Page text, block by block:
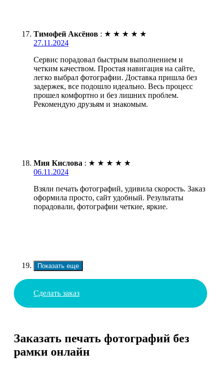
Тимофей Аксёнов : ★ ★ ★ ★ ★
27.11.2024
Сервис порадовал быстрым выполнением и
четким качеством. Простая навигация на сайте,
легко выбрал фотографии. Доставка пришла без
задержек, все подошло идеально. Весь процесс
прошел комфортно и без лишних проблем.
Рекомендую друзьям и знакомым.
Мия Кислова : ★ ★ ★ ★ ★
06.11.2024
Взяли печать фотографий, удивила скорость. Заказ
оформила просто, сайт удобный. Результаты
порадовали, фотографии четкие, яркие.
Показать еще
Сделать заказ
Заказать печать фотографий без
рамки онлайн